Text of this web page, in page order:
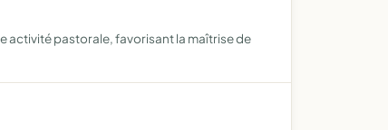
activité pastorale, favorisant la maîtrise de